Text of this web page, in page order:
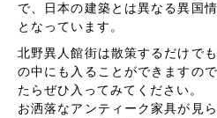
で、日本の建築とは異なる異国
となっています。
北野異人館街は散策するだけで
の中にも入ることができますの
たらぜひ入ってみてください。
お洒落なアンティーク家具が見